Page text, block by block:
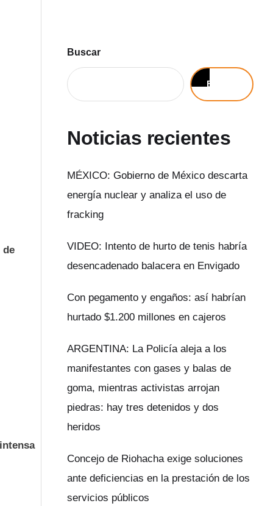
de
Buscar
Buscar
Noticias recientes
MÉXICO: Gobierno de México descarta
energía nuclear y analiza el uso de
fracking
VIDEO: Intento de hurto de tenis habría
desencadenado balacera en Envigado
Con pegamento y engaños: así habrían
hurtado $1.200 millones en cajeros
ARGENTINA: La Policía aleja a los
manifestantes con gases y balas de
goma, mientras activistas arrojan
piedras: hay tres detenidos y dos
heridos
Concejo de Riohacha exige soluciones
ante deficiencias en la prestación de los
servicios públicos